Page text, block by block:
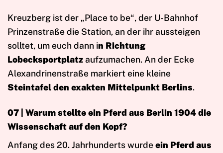
Kreuzberg ist der „Place to be“, der U-Bahnhof
Prinzenstraße die Station, an der ihr aussteigen
solltet, um euch dann in Richtung
Lobecksportplatzaufzumachen. An der Ecke
Alexandrinenstraße markiert eine kleine
Steintafel den exakten Mittelpunkt Berlins.
07 | Warum stellte ein Pferd aus Berlin 1904 die
Wissenschaft auf den Kopf?
Anfang des 20. Jahrhunderts wurdeein Pferd aus